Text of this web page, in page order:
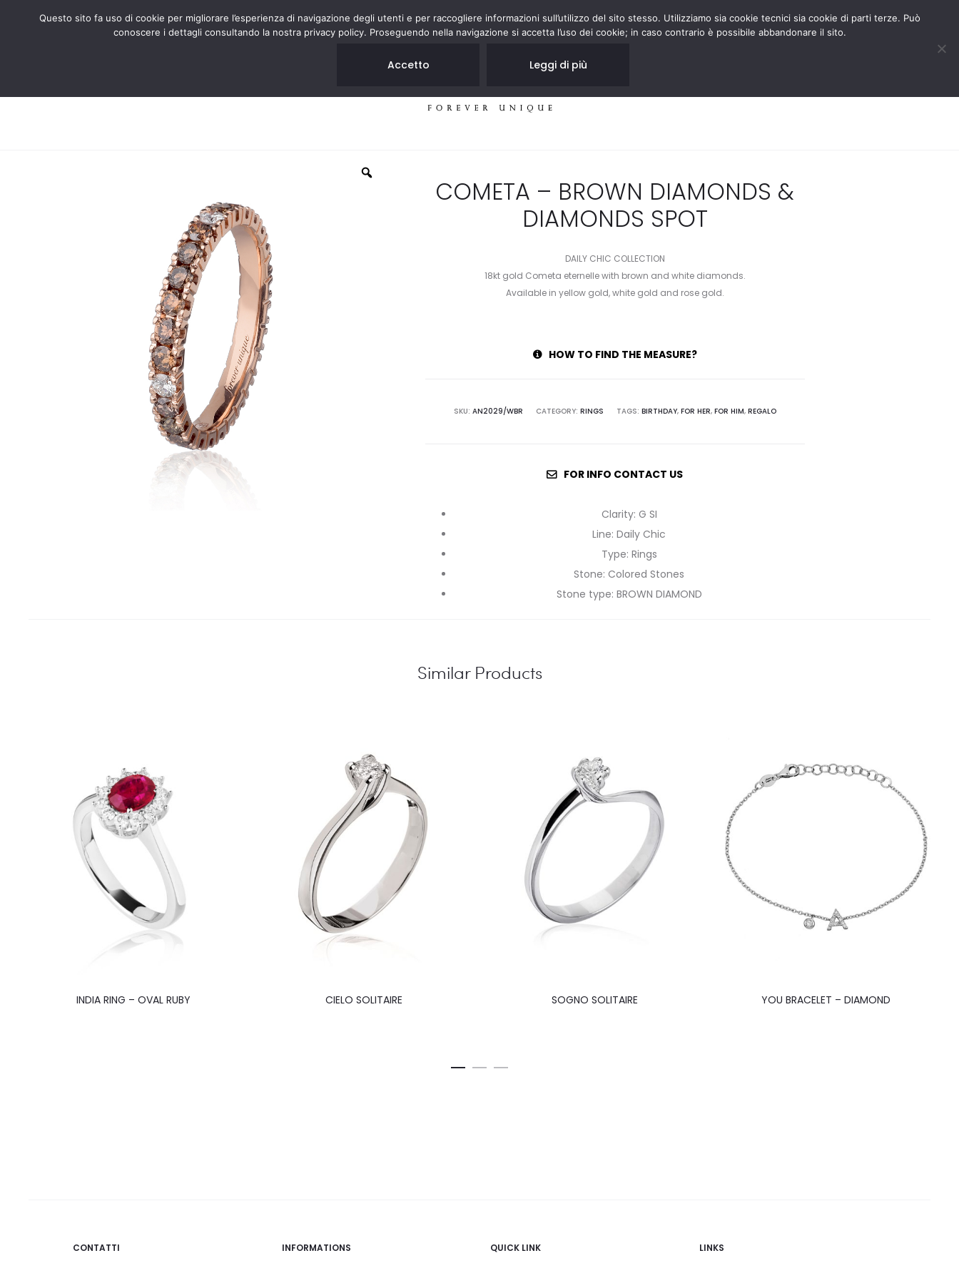
BLOG RESERVED AREA
COMETA – BROWN DIAMONDS &
DIAMONDS SPOT
DAILY CHIC COLLECTION
18kt gold Cometa eternelle with brown and white diamonds.
Available in yellow gold, white gold and rose gold.
HOW TO FIND THE MEASURE?
SKU: AN2029/WBR CATEGORY: RINGS TAGS: BIRTHDAY, FOR HER, FOR HIM, REGALO
FOR INFO CONTACT US
Clarity: G SI
Line:Daily Chic
Type: Rings
Stone: Colored Stones
Stone type: BROWN DIAMOND
Similar Products
INDIA RING – OVAL RUBY CIELO SOLITAIRE SOGNO SOLITAIRE YOU BRACELET – DIAMOND
CONTATTI INFORMATIONS QUICK LINK LINKS
Questo sito fa uso di cookie per migliorare l’esperienza di navigazione degli utenti e per raccogliere informazioni sull’utilizzo del sito stesso. Utilizziamo sia cookie tecnici sia cookie di parti terze. Può
conoscere i dettagli consultando la nostra privacy policy. Proseguendo nella navigazione si accetta l’uso dei cookie; in caso contrario è possibile abbandonare il sito.
Accetto Leggi di più